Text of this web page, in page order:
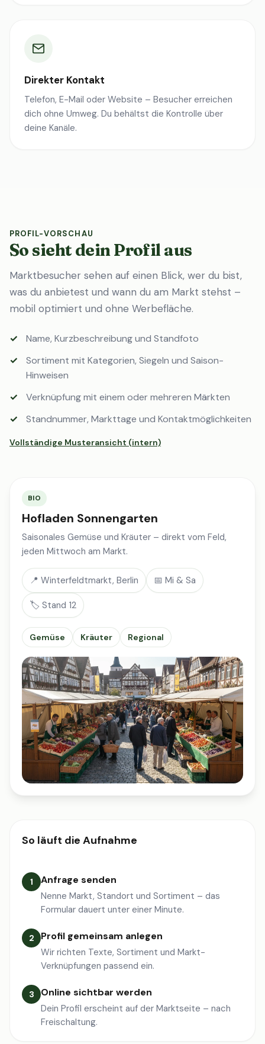
Direkter Kontakt
Telefon, E-Mail oder Website – Besucher erreichen
dich ohne Umweg. Du behältst die Kontrolle über
deine Kanäle.
PROFIL-VORSCHAU
So sieht dein Profil aus
Marktbesucher sehen auf einen Blick, wer du bist,
was du anbietest und wann du am Markt stehst –
mobil optimiert und ohne Werbefläche.
Name, Kurzbeschreibung und Standfoto
Sortiment mit Kategorien, Siegeln und Saison-
Hinweisen
Verknüpfung mit einem oder mehreren Märkten
Standnummer, Markttage und Kontaktmöglichkeiten
Vollständige Musteransicht (intern)
BIO
Hofladen Sonnengarten
Saisonales Gemüse und Kräuter – direkt vom Feld,
jeden Mittwoch am Markt.
📍 Winterfeldtmarkt, Berlin 📅 Mi & Sa
🏷️ Stand 12
Gemüse Kräuter Regional
So läuft die Aufnahme
1 Anfrage senden
Nenne Markt, Standort und Sortiment – das
Formular dauert unter einer Minute.
2 Profil gemeinsam anlegen
Wir richten Texte, Sortiment und Markt-
Verknüpfungen passend ein.
3 Online sichtbar werden
Dein Profil erscheint auf der Marktseite – nach
Freischaltung.